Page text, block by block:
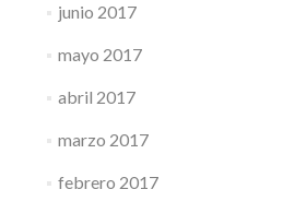
junio 2017
mayo 2017
abril 2017
marzo 2017
febrero 2017